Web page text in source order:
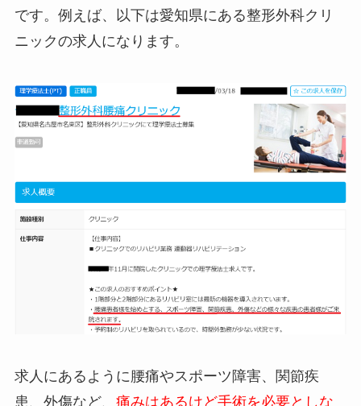
です。例えば、以下は愛知県にある整形外科クリ
ニックの求人になります。
求人にあるように腰痛やスポーツ障害、関節疾
患、外傷など、 痛みはあるけど手術を必要としな